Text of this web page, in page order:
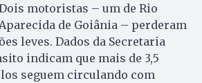
motoristas – um de Rio
de Goiânia – perderam
leves. Dados da Secretaria
indicam que mais de 3,5
seguem circulando com